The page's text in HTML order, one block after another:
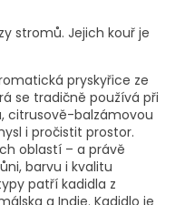
stromů. Jejich kouř je
pryskyřice ze
se tradičně používá při
citrusově-balzámovou
i pročistit prostor.
oblastí – a právě
barvu i kvalitu
patří kadidla z